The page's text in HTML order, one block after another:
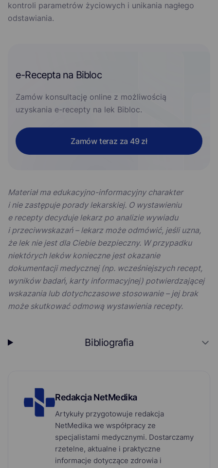
kontroli parametrów życiowych i unikania nagłego
odstawiania.
e-Recepta na Bibloc
Zamów konsultację online z możliwością
uzyskania e-recepty na lek Bibloc.
Zamów teraz za 49 zł
Materiał ma edukacyjno-informacyjny charakter
i nie zastępuje porady lekarskiej. O wystawieniu
e recepty decyduje lekarz po analizie wywiadu
i przeciwwskazań – lekarz może odmówić, jeśli uzna,
że lek nie jest dla Ciebie bezpieczny. W przypadku
niektórych leków konieczne jest okazanie
dokumentacji medycznej (np. wcześniejszych recept,
wyników badań, karty informacyjnej) potwierdzającej
wskazania lub dotychczasowe stosowanie – jej brak
może skutkować odmową wystawienia recepty.
Bibliografia
Redakcja NetMedika
Artykuły przygotowuje redakcja
NetMedika we współpracy ze
specjalistami medycznymi. Dostarczamy
rzetelne, aktualne i praktyczne
informacje dotyczące zdrowia i